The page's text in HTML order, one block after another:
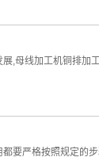
,母线加工机铜排加
要严格按照规定的